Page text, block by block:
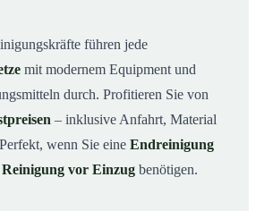
führen jede
mit modernem Equipment und
durch. Profitieren Sie von
– inklusive Anfahrt, Material
wenn Sie eine Endreinigung
Reinigung vor Einzug benötigen.